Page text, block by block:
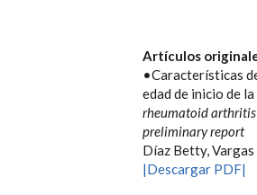
Artículos
•Características
edad de inicio de
rheumatoid
preliminary report
Díaz Betty,
|Descargar PDF|